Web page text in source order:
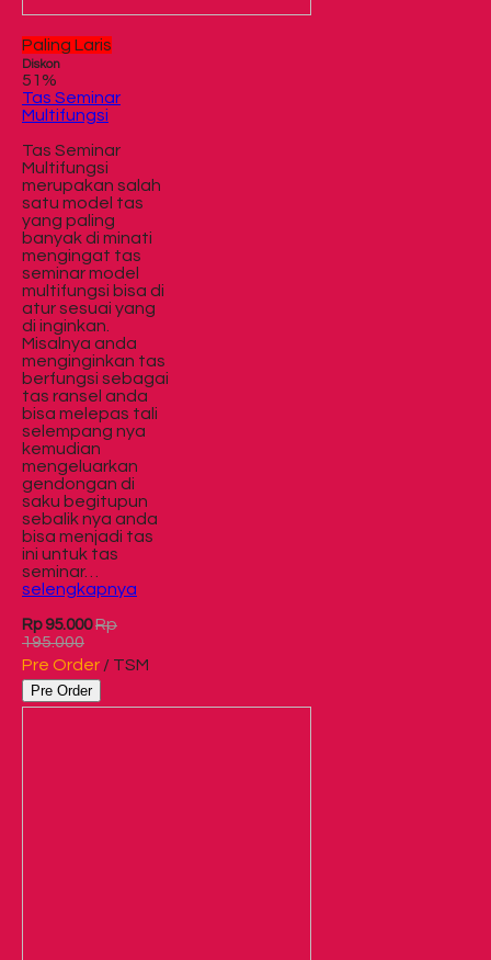
Paling Laris
Diskon
51%
Tas Seminar
Multifungsi
Tas Seminar
Multifungsi
merupakan salah
satu model tas
yang paling
banyak di minati
mengingat tas
seminar model
multifungsi bisa di
atur sesuai yang
di inginkan.
Misalnya anda
menginginkan tas
berfungsi sebagai
tas ransel anda
bisa melepas tali
selempang nya
kemudian
mengeluarkan
gendongan di
saku begitupun
sebalik nya anda
bisa menjadi tas
ini untuk tas
seminar…
selengkapnya
Rp 95.000 Rp
195.000
Pre Order / TSM
Pre Order